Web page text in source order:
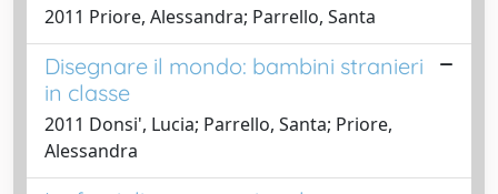
2011 Priore, Alessandra; Parrello, Santa
Disegnare il mondo: bambini stranieri
in classe
2011 Donsi', Lucia; Parrello, Santa; Priore,
Alessandra